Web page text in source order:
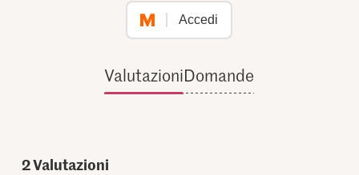
Accedi
ValutazioniDomande
2Valutazioni